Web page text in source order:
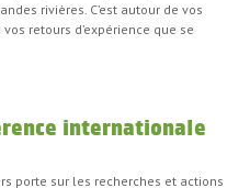
rivières. C’est autour de vos
retours d’expérience que se
internationale
porte sur les recherches et actions